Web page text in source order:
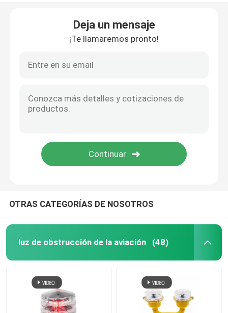
Deja un mensaje
¡Te llamaremos pronto!
OTRAS CATEGORÍAS DE NOSOTROS
luz de obstrucción de la aviación (48)